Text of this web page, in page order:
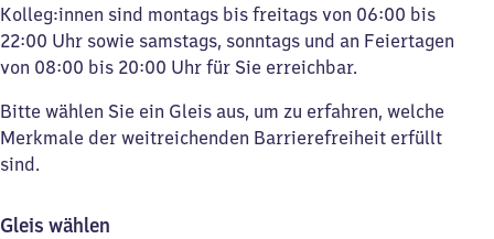
Kolleg:innen sind montags bis freitags von 06:00 bis
22:00 Uhr sowie samstags, sonntags und an Feiertagen
von 08:00 bis 20:00 Uhr für Sie erreichbar.
Bitte wählen Sie ein Gleis aus, um zu erfahren, welche
Merkmale der weitreichenden Barrierefreiheit erfüllt
sind.
Gleis wählen